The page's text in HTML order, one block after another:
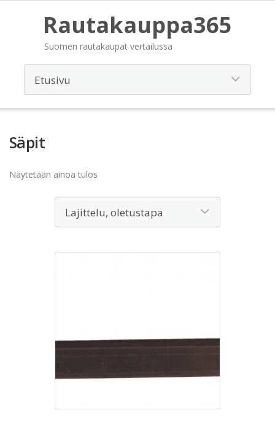
Rautakauppa365
Suomen rautakaupat vertailussa
Säpit
Näytetään ainoa tulos